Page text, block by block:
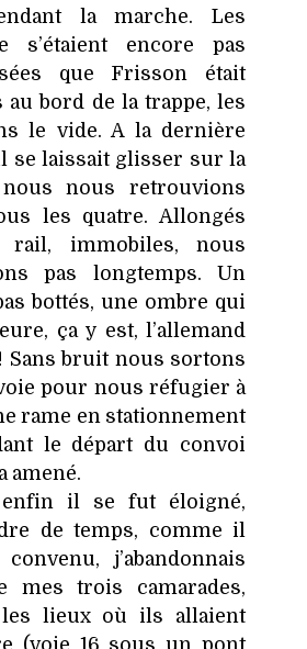
la marche. Les
s’étaient encore pas
que Frisson était
au bord de la trappe, les
le vide. A la dernière
se laissait glisser sur la
nous retrouvions
les quatre. Allongés
immobiles, nous
pas longtemps. Un
bottés, une ombre qui
ça y est, l’allemand
Sans bruit nous sortons
pour nous réfugier à
rame en stationnement
le départ du convoi
amené.
enfin il se fut éloigné,
de temps, comme il
j’abandonnais
mes trois camarades,
lieux où ils allaient
(voie 16 sous un pont